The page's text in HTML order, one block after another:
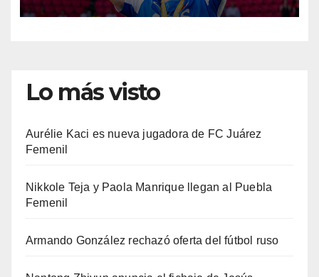
Lo más visto
Aurélie Kaci es nueva jugadora de FC Juárez
Femenil
Nikkole Teja y Paola Manrique llegan al Puebla
Femenil
Armando González rechazó oferta del fútbol ruso